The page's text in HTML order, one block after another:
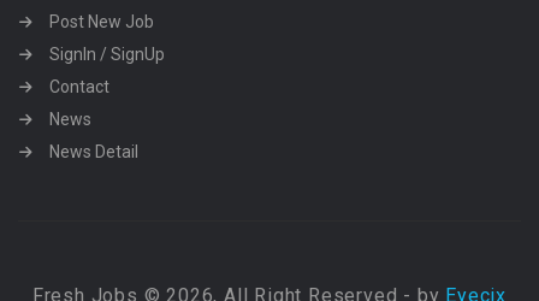
Post New Job
SignIn / SignUp
Contact
News
News Detail
Fresh Jobs © 2026, All Right Reserved - by Eyecix